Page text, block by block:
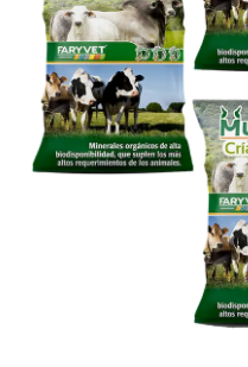
Suplementación mineral
maximizar el desempeño
ofrece
nutricionales diseñadas para
requerimientos minerales y
distintas etapas productivas
mejorando la eficiencia, salud y
sistema.
Beneficios principales:
Optimiza el desarrollo,
reproducción del ganado.
Mejora la absorción de